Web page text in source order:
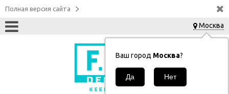
Полная версия сайта
Москва
Ваш город Москва?